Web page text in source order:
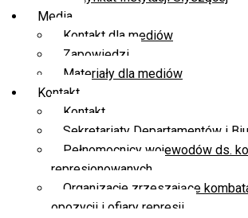
Media
Kontakt dla mediów
Zapowiedzi
Materiały dla mediów
Kontakt
Kontakt
Sekretariaty Departamentów i
Pełnomocnicy wojewodów ds.
represjonowanych
Organizacje zrzeszające
opozycji i ofiary represji